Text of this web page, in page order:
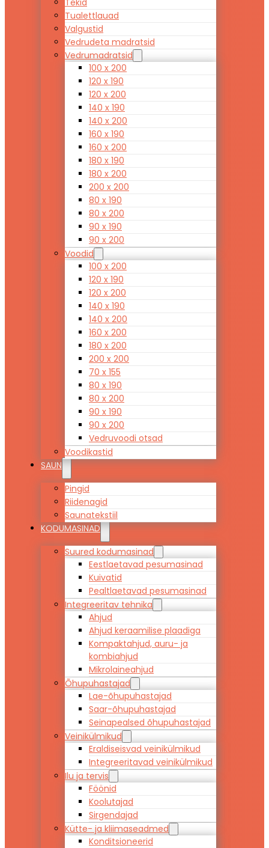
Tekid
Tualettlauad
Valgustid
Vedrudeta madratsid
Vedrumadratsid
100 x 200
120 x 190
120 x 200
140 x 190
140 x 200
160 x 190
160 x 200
180 x 190
180 x 200
200 x 200
80 x 190
80 x 200
90 x 190
90 x 200
Voodid
100 x 200
120 x 190
120 x 200
140 x 190
140 x 200
160 x 200
180 x 200
200 x 200
70 x 155
80 x 190
80 x 200
90 x 190
90 x 200
Vedruvoodi otsad
Voodikastid
SAUN
Pingid
Riidenagid
Saunatekstiil
KODUMASINAD
Suured kodumasinad
Eestlaetavad pesumasinad
Kuivatid
Pealtlaetavad pesumasinad
Integreeritav tehnika
Ahjud
Ahjud keraamilise plaadiga
Kompaktahjud, auru- ja
kombiahjud
Mikrolaineahjud
Õhupuhastajad
Lae-õhupuhastajad
Saar-õhupuhastajad
Seinapealsed õhupuhastajad
Veinikülmikud
Eraldiseisvad veinikülmikud
Integreeritavad veinikülmikud
Ilu ja tervis
Föönid
Koolutajad
Sirgendajad
Kütte- ja kliimaseadmed
Konditsioneerid